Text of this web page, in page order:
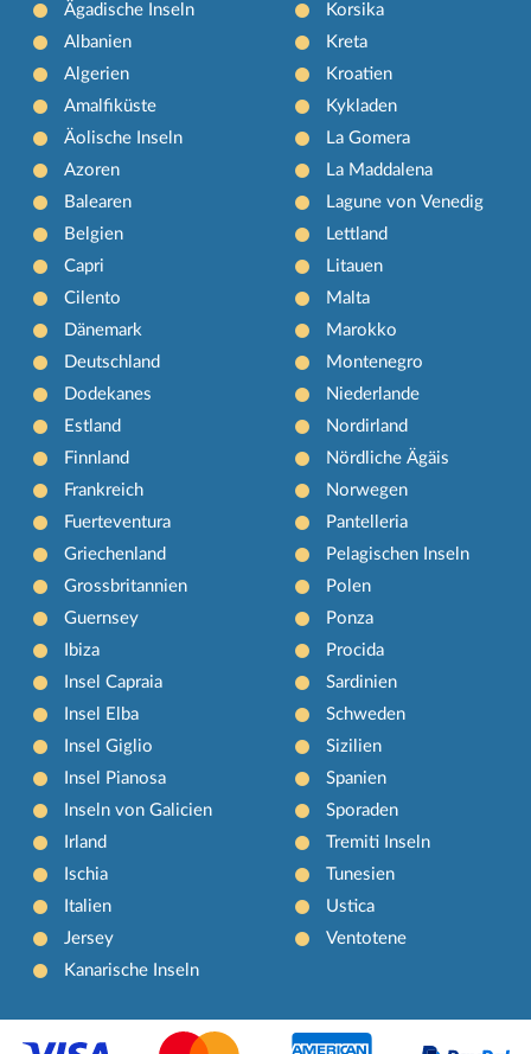
Ägadische Inseln
Albanien
Algerien
Amalfiküste
Äolische Inseln
Azoren
Balearen
Belgien
Capri
Cilento
Dänemark
Deutschland
Dodekanes
Estland
Finnland
Frankreich
Fuerteventura
Griechenland
Grossbritannien
Guernsey
Ibiza
Insel Capraia
Insel Elba
Insel Giglio
Insel Pianosa
Inseln von Galicien
Irland
Ischia
Italien
Jersey
Kanarische Inseln
Korsika
Kreta
Kroatien
Kykladen
La Gomera
La Maddalena
Lagune von Venedig
Lettland
Litauen
Malta
Marokko
Montenegro
Niederlande
Nordirland
Nördliche Ägäis
Norwegen
Pantelleria
Pelagischen Inseln
Polen
Ponza
Procida
Sardinien
Schweden
Sizilien
Spanien
Sporaden
Tremiti Inseln
Tunesien
Ustica
Ventotene